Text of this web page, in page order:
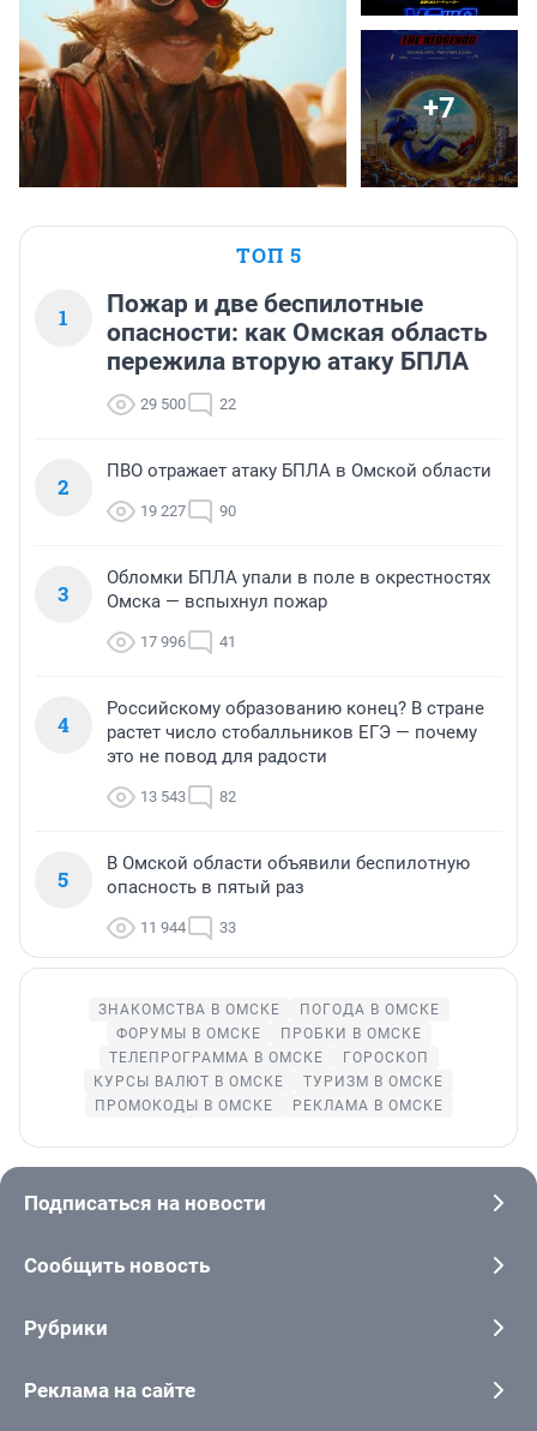
+7
ТОП 5
1
Пожар и две беспилотные
опасности: как Омская область
пережила вторую атаку БПЛА
29 500 22
2
ПВО отражает атаку БПЛА в Омской области
19 227 90
3
Обломки БПЛА упали в поле в окрестностях
Омска — вспыхнул пожар
17 996 41
4
Российскому образованию конец? В стране
растет число стобалльников ЕГЭ — почему
это не повод для радости
13 543 82
5
В Омской области объявили беспилотную
опасность в пятый раз
11 944 33
ЗНАКОМСТВА В ОМСКЕ
ПОГОДА В ОМСКЕ
ФОРУМЫ В ОМСКЕ
ПРОБКИ В ОМСКЕ
ТЕЛЕПРОГРАММА В ОМСКЕ
ГОРОСКОП
КУРСЫ ВАЛЮТ В ОМСКЕ
ТУРИЗМ В ОМСКЕ
ПРОМОКОДЫ В ОМСКЕ
РЕКЛАМА В ОМСКЕ
Подписаться на новости
Сообщить новость
Рубрики
Реклама на сайте